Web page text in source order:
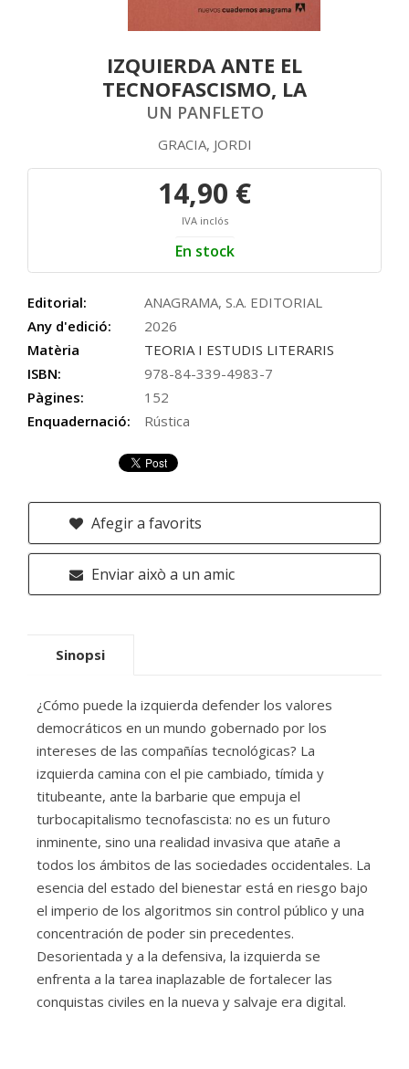
IZQUIERDA ANTE EL
TECNOFASCISMO, LA
UN PANFLETO
GRACIA, JORDI
14,90 €
IVA inclós
En stock
Editorial:
ANAGRAMA, S.A. EDITORIAL
Any d'edició:
2026
Matèria
TEORIA I ESTUDIS LITERARIS
ISBN:
978-84-339-4983-7
Pàgines:
152
Enquadernació:
Rústica
Afegir a favorits
Enviar això a un amic
Sinopsi
¿Cómo puede la izquierda defender los valores
democráticos en un mundo gobernado por los
intereses de las compañías tecnológicas? La
izquierda camina con el pie cambiado, tímida y
titubeante, ante la barbarie que empuja el
turbocapitalismo tecnofascista: no es un futuro
inminente, sino una realidad invasiva que atañe a
todos los ámbitos de las sociedades occidentales. La
esencia del estado del bienestar está en riesgo bajo
el imperio de los algoritmos sin control público y una
concentración de poder sin precedentes.
Desorientada y a la defensiva, la izquierda se
enfrenta a la tarea inaplazable de fortalecer las
conquistas civiles en la nueva y salvaje era digital.